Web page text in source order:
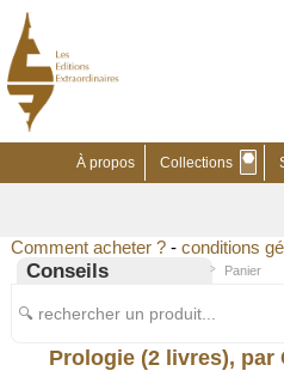
À propos Collections ⬣
Comment acheter ?- conditions
Conseils Panier
🔍 rechercher un produit...
Prologie (2 livres), par